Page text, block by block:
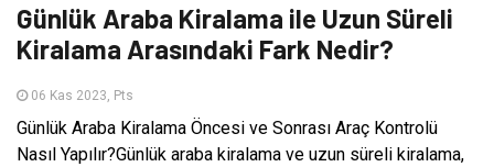
Günlük Araba Kiralama ile Uzun Süreli
Kiralama Arasındaki Fark Nedir?
06 Kas 2023, Pts
Günlük Araba Kiralama Öncesi ve Sonrası Araç Kontrolü
Nasıl Yapılır?Günlük araba kiralama ve uzun süreli kiralama,